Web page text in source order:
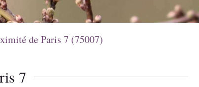
de Paris 7 (75007)
7